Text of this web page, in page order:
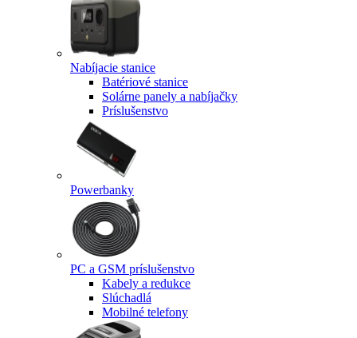
Nabíjacie stanice
Batériové stanice
Solárne panely a nabíjačky
Príslušenstvo
Powerbanky
PC a GSM príslušenstvo
Kabely a redukce
Slúchadlá
Mobilné telefony